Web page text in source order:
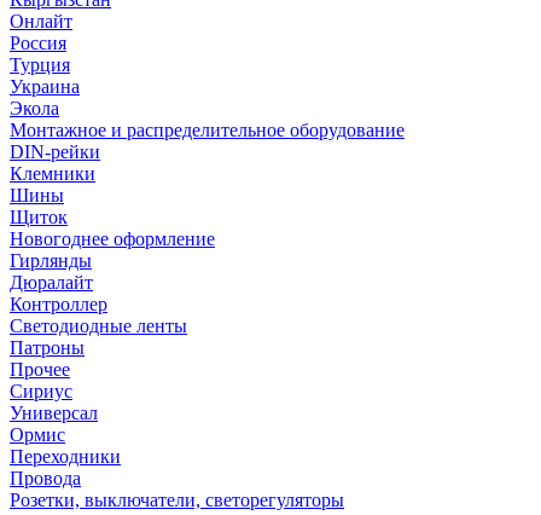
Онлайт
Россия
Турция
Украина
Экола
Монтажное и распределительное оборудование
DIN-рейки
Клемники
Шины
Щиток
Новогоднее оформление
Гирлянды
Дюралайт
Контроллер
Светодиодные ленты
Патроны
Прочее
Сириус
Универсал
Ормис
Переходники
Провода
Розетки, выключатели, светорегуляторы